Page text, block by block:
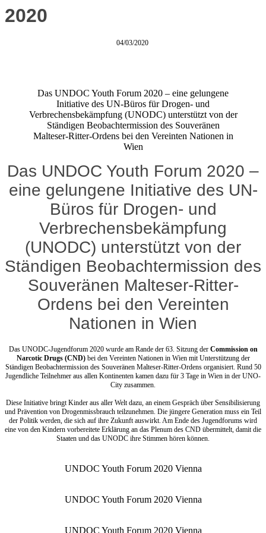
2020
04/03/2020
Das UNDOC Youth Forum 2020 – eine gelungene
Initiative des UN-Büros für Drogen- und
Verbrechensbekämpfung (UNODC) unterstützt von der
Ständigen Beobachtermission des Souveränen
Malteser-Ritter-Ordens bei den Vereinten Nationen in
Wien
Das UNDOC Youth Forum 2020 –
eine gelungene Initiative des UN-
Büros für Drogen- und
Verbrechensbekämpfung
(UNODC) unterstützt von der
Ständigen Beobachtermission des
Souveränen Malteser-Ritter-
Ordens bei den Vereinten
Nationen in Wien
Das UNODC-Jugendforum 2020 wurde am Rande der 63. Sitzung der Commission on
Narcotic Drugs (CND)bei den Vereinten Nationen in Wien mit Unterstützung der
Ständigen Beobachtermission des Souveränen Malteser-Ritter-Ordens organisiert. Rund 50
Jugendliche Teilnehmer aus allen Kontinenten kamen dazu für 3 Tage in Wien in der UNO-
City zusammen.
Diese Initiative bringt Kinder aus aller Welt dazu, an einem Gespräch über Sensibilisierung
und Prävention von Drogenmissbrauch teilzunehmen. Die jüngere Generation muss ein Teil
der Politik werden, die sich auf ihre Zukunft auswirkt. Am Ende des Jugendforums wird
eine von den Kindern vorbereitete Erklärung an das Plenum des CND übermittelt, damit die
Staaten und das UNODC ihre Stimmen hören können.
UNDOC Youth Forum 2020 Vienna
UNDOC Youth Forum 2020 Vienna
UNDOC Youth Forum 2020 Vienna